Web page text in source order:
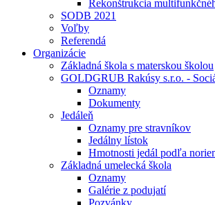
Rekonštrukcia
SODB 2021
Voľby
Referendá
Organizácie
Základná škola s materskou školou
GOLDGRUB Rakúsy s.r.o. -
Oznamy
Dokumenty
Jedáleň
Oznamy pre stravníkov
Jedálny lístok
Hmotnosti jedál podľa
Základná umelecká škola
Oznamy
Galérie z podujatí
Pozvánky